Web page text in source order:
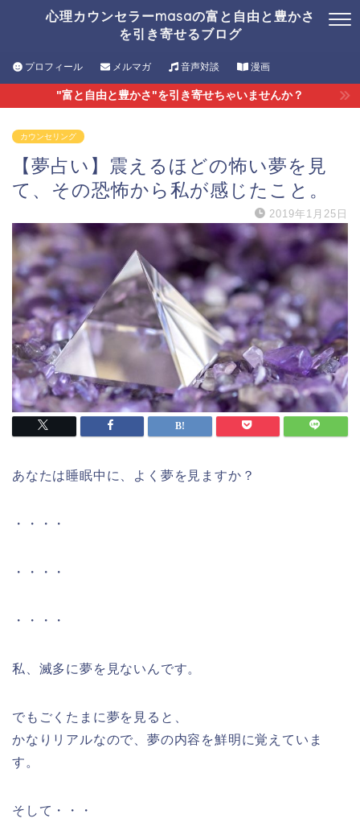
心理カウンセラーmasaの富と自由と豊かさ
を引き寄せるブログ
プロフィール メルマガ 音声対談 漫画
"富と自由と豊かさ"を引き寄せちゃいませんか？
カウンセリング
【夢占い】震えるほどの怖い夢を見
て、その恐怖から私が感じたこと。
2019年1月25日
あなたは睡眠中に、よく夢を見ますか？
・・・・
・・・・
・・・・
私、滅多に夢を見ないんです。
でもごくたまに夢を見ると、
かなりリアルなので、夢の内容を鮮明に覚えていま
す。
そして・・・